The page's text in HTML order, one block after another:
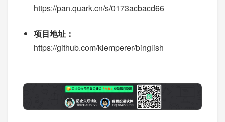
https://pan.quark.cn/s/0173acbacd66
项目地址：
https://github.com/klemperer/binglish